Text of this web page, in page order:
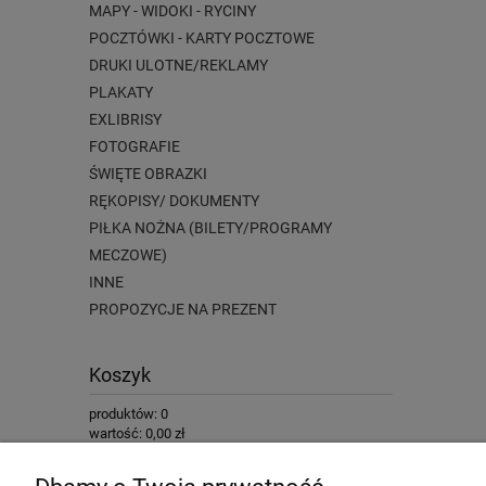
MAPY - WIDOKI - RYCINY
POCZTÓWKI - KARTY POCZTOWE
DRUKI ULOTNE/REKLAMY
PLAKATY
EXLIBRISY
FOTOGRAFIE
ŚWIĘTE OBRAZKI
RĘKOPISY/ DOKUMENTY
PIŁKA NOŻNA (BILETY/PROGRAMY
MECZOWE)
INNE
PROPOZYCJE NA PREZENT
Koszyk
produktów: 0
wartość: 0,00 zł